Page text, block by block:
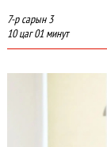
7-р сарын 3
10 цаг 01 минут